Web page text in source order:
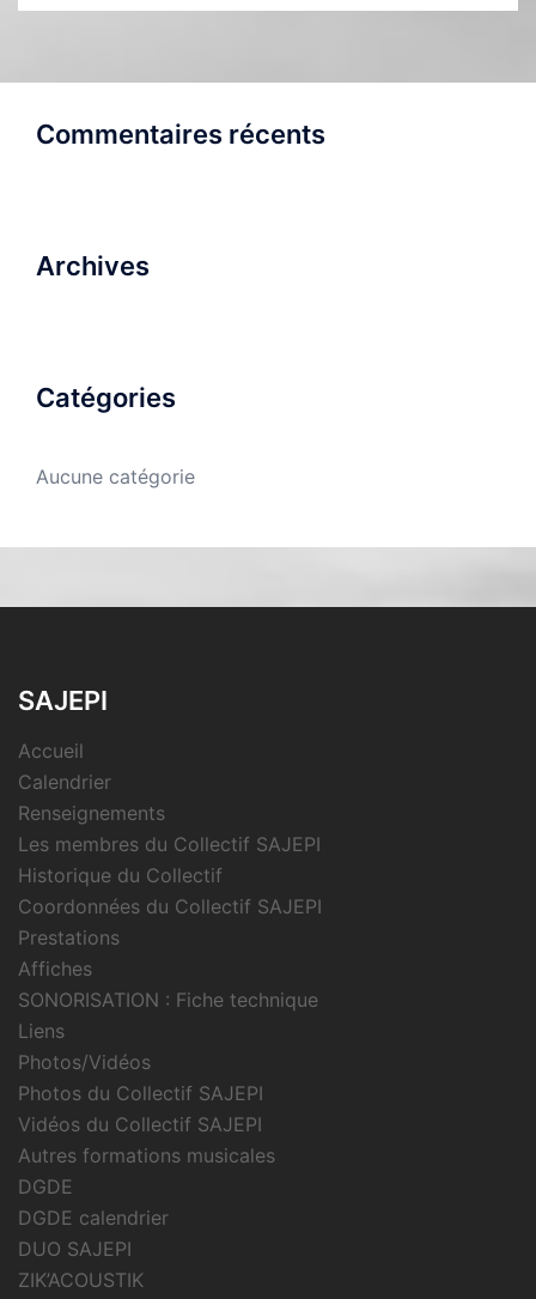
Commentaires récents
Archives
Catégories
Aucune catégorie
SAJEPI
Accueil
Calendrier
Renseignements
Les membres du Collectif SAJEPI
Historique du Collectif
Coordonnées du Collectif SAJEPI
Prestations
Affiches
SONORISATION : Fiche technique
Liens
Photos/Vidéos
Photos du Collectif SAJEPI
Vidéos du Collectif SAJEPI
Autres formations musicales
DGDE
DGDE calendrier
DUO SAJEPI
ZIK’ACOUSTIK